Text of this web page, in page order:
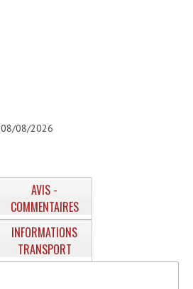
Nomade Bluetooth
Portables Amplifiées
Monitoring
Actifs, Correcteurs
Moteurs Tweeters Filtres
08/08/2026
AVIS -
COMMENTAIRES
INFORMATIONS
TRANSPORT